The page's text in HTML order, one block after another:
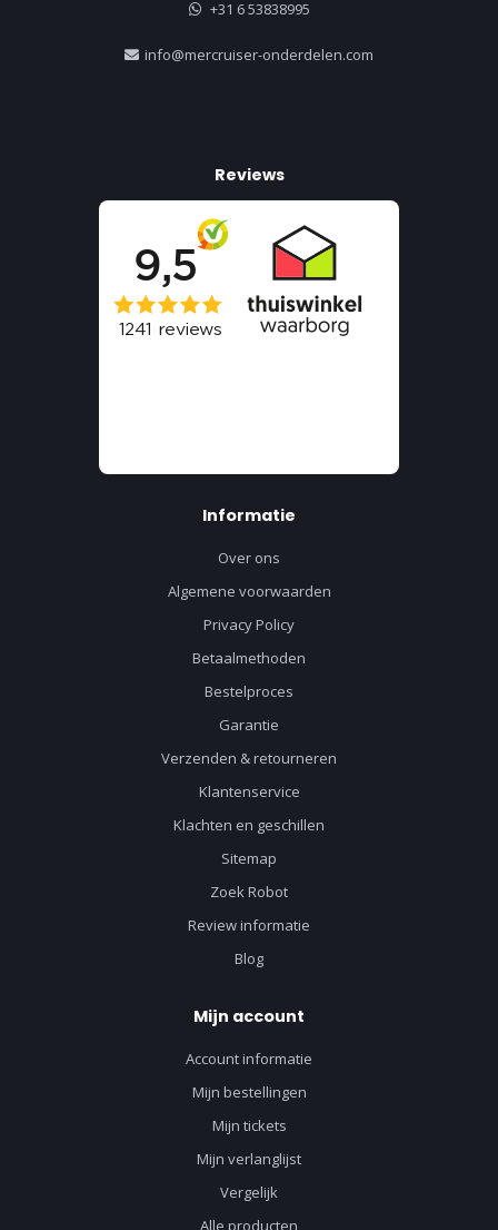
+31 6 53838995
info@mercruiser-onderdelen.com
Reviews
Informatie
Over ons
Algemene voorwaarden
Privacy Policy
Betaalmethoden
Bestelproces
Garantie
Verzenden & retourneren
Klantenservice
Klachten en geschillen
Sitemap
Zoek Robot
Review informatie
Blog
Mijn account
Account informatie
Mijn bestellingen
Mijn tickets
Mijn verlanglijst
Vergelijk
Alle producten